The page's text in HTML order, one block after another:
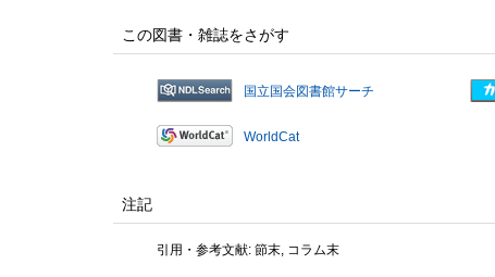
この図書・雑誌をさがす
国立国会図書館サーチ
WorldCat
注記
引用・参考文献: 節末, コラム末